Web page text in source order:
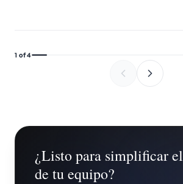
1 of4
¿Listo para simplificar
de tu equipo?